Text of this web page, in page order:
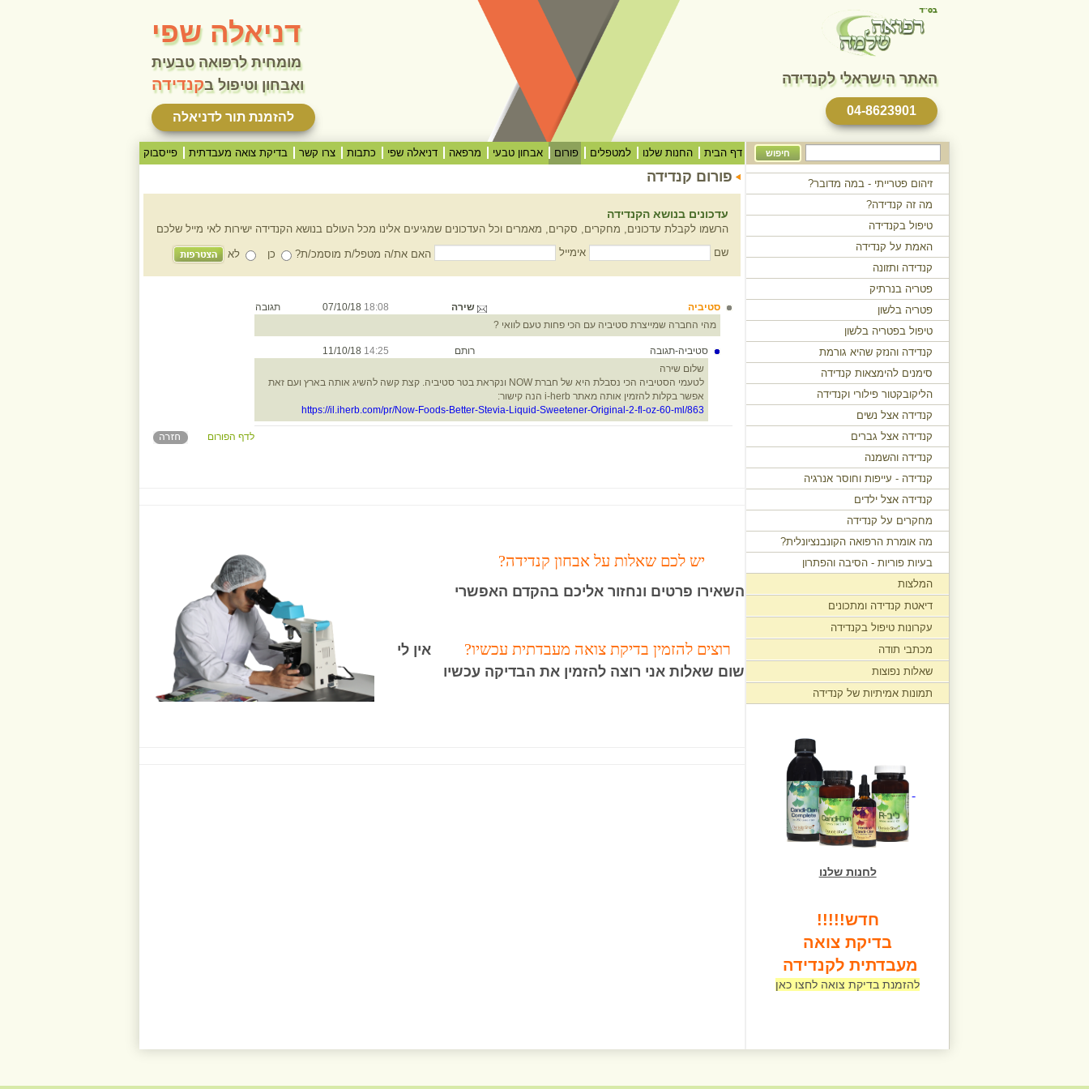
האתר הישראלי לקנדידה
04-8623901
דניאלה שפי
מומחית לרפואה טבעית
ואבחון וטיפול בקנדידה
להזמנת תור לדניאלה
לחיפוש
חיפוש
זיהום פטרייתי - במה מדובר?
מה זה קנדידה?
טיפול בקנדידה
האמת על קנדידה
קנדידה ותזונה
פטריה בנרתיק
פטריה בלשון
טיפול בפטריה בלשון
קנדידה והנזק שהיא גורמת
סימנים להימצאות קנדידה
הליקובקטור פילורי וקנדידה
קנדידה אצל נשים
קנדידה אצל גברים
קנדידה והשמנה
קנדידה - עייפות וחוסר אנרגיה
קנדידה אצל ילדים
מחקרים על קנדידה
מה אומרת הרפואה הקונבנציונלית?
בעיות פוריות - הסיבה והפתרון
המלצות
דיאטת קנדידה ומתכונים
עקרונות טיפול בקנדידה
מכתבי תודה
שאלות נפוצות
תמונות אמיתיות של קנדידה
לחנות שלנו
חדש!!!!!
בדיקת צואה
מעבדתית לקנדידה
להזמנת בדיקת צואה לחצו כאן
דף הבית החנות שלנו למטפלים פורום אבחון טבעי מרפאה דניאלה שפי כתבות צרו קשר בדיקת צואה מעבדתית פייסבוק
פורום קנדידה
עדכונים בנושא הקנדידה
הרשמו לקבלת עדכונים, מחקרים, סקרים, מאמרים וכל העדכונים שמגיעים אלינו מכל העולם בנושא הקנדידה ישירות לאי מייל שלכם
שם
אימייל האם את/ה מטפל/ת מוסמכ/ת? כן לא
סטיביה שירה 18:08
תגובה
מהי החברה שמייצרת סטיביה עם הכי פחות טעם לוואי ?
סטיביה-תגובה רותם 14:25
שלום שירה
לטעמי הסטיביה הכי נסבלת היא של חברת NOW ונקראת בטר סטיביה. קצת קשה להשיג אותה בארץ ועם זאת
אפשר בקלות להזמין אותה מאתר i-herb הנה קישור:
https://il.iherb.com/pr/Now-Foods-Better-Stevia-Liquid-Sweetener-Original-2-fl-oz-60-ml/863
לדף הפורום
יש לכם שאלות על אבחון קנדידה?
השאירו פרטים ונחזור אליכם בהקדם האפשרי
רוצים להזמין בדיקת צואה מעבדתית עכשיו?
אין לי
שום שאלות אני רוצה להזמין את הבדיקה עכשיו